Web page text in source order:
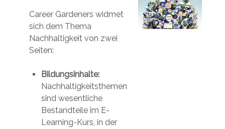
Career Gardeners widmet
sich dem Thema
Nachhaltigkeit von zwei
Seiten:
Bildungsinhalte:
Nachhaltigkeitsthemen
sind wesentliche
Bestandteile im E-
Learning-Kurs, in der